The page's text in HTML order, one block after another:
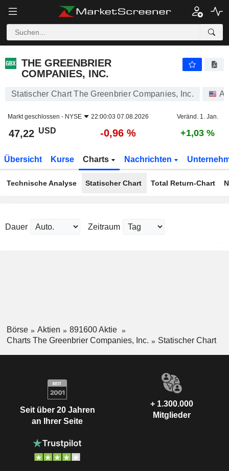
THE GREENBRIER
COMPANIES, INC.
Statischer Chart The Greenbrier Companies, Inc.
Markt geschlossen - NYSE 22:00:03 07.08.2026 Veränd. 1. Jan.
47,22 USD -0,96 % +1,03 %
Übersicht Kurse Charts Nachrichten
Technische Analyse Statischer Chart Total Return-Chart
Dauer Zeitraum
Börse Aktien
891600 Aktie
Charts The Greenbrier Companies, Inc.
Statischer Chart
Seit über 20 Jahren
an Ihrer Seite
+ 1.300.000
Mitglieder